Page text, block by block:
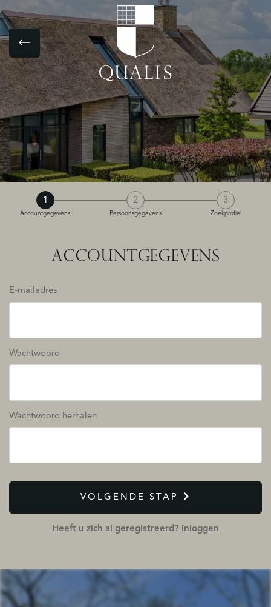
1
Accountgegevens
2
Persoonsgegevens
3
Zoekprofiel
ACCOUNTGEGEVENS
E-mailadres
Wachtwoord
Wachtwoord herhalen
VOLGENDE STAP
Heeft u zich al geregistreerd? Inloggen